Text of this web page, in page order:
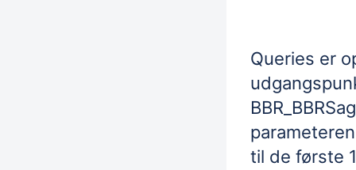
Queries er
til de første